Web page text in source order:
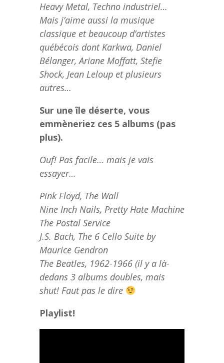
Heavy Metal, Techno industriel…
Mais j’aime aussi la musique
classique et beaucoup d’artistes
québécois dont Karkwa, Daniel
Bélanger, Ariane Moffatt, Stefie
Shock, Jean Leloup et plusieurs
autres…
Sur une île déserte, vous
emmèneriez ces 5 albums (pas
plus).
Ouf! Pas facile… mais je vais
essayer…
Pink Floyd, The Wall
Nine Inch Nails, Pretty Hate Machine
The Postal Service
J.S. Bach, The 6 Cello Suite by
Maurice Gendron
The Beatles, 1962-1966 (il y a là-
dedans 3 albums doubles, mais
shut! Faut pas le dire
Playlist!